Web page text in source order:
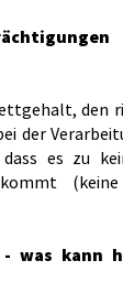
den
der
dass es zu
- was kann